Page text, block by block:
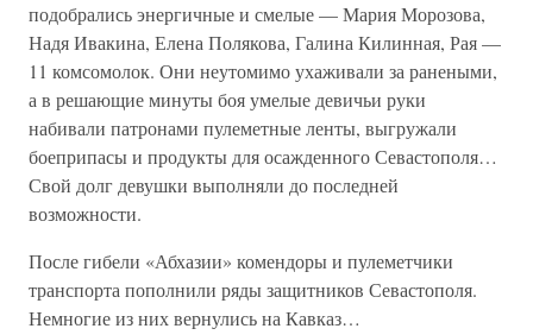
подобрались энергичные и смелые — Мария Морозова,
Надя Ивакина, Елена Полякова, Галина Килинная, Рая —
11 комсомолок. Они неутомимо ухаживали за ранеными,
а в решающие минуты боя умелые девичьи руки
набивали патронами пулеметные ленты, выгружали
боеприпасы и продукты для осажденного Севастополя…
Свой долг девушки выполняли до последней
возможности.
После гибели «Абхазии» комендоры и пулеметчики
транспорта пополнили ряды защитников Севастополя.
Немногие из них вернулись на Кавказ…